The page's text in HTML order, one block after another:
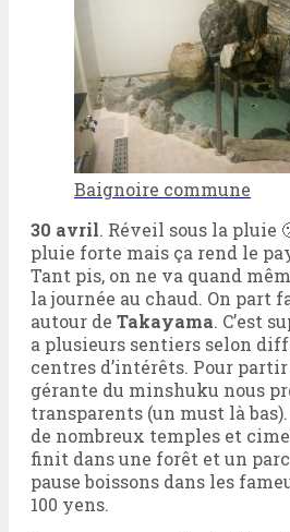
Baignoire commune
30 avril. Réveil sous la pluie
pluie forte mais ça rend le
Tant pis, on ne va quand
la journée au chaud. On part
autour de Takayama. C’est
a plusieurs sentiers selon
centres d’intérêts. Pour
gérante du minshuku nous
transparents (un must là
de nombreux temples et
finit dans une forêt et un
pause boissons dans les
100 yens.